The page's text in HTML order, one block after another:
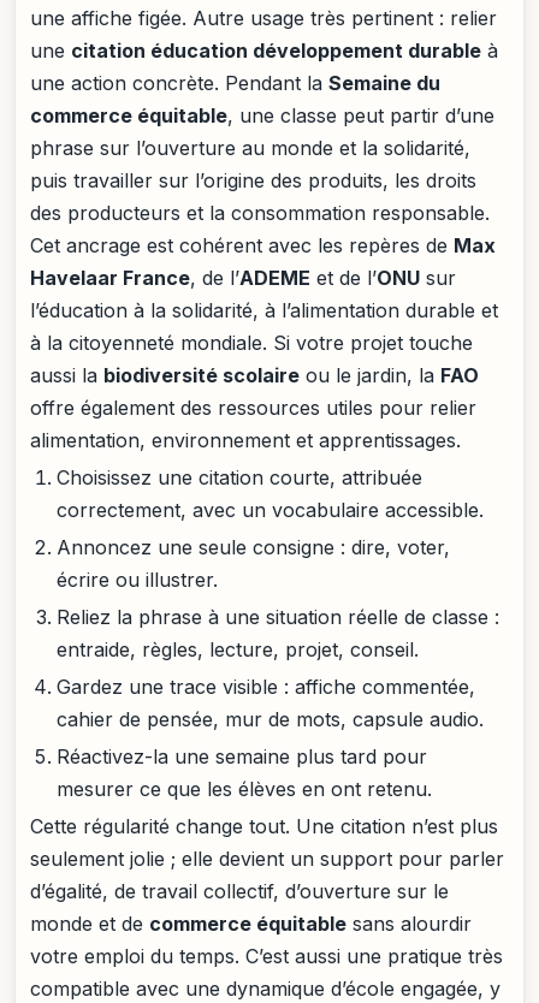
une affiche figée. Autre usage très pertinent : relier
une citation éducation développement durable à
une action concrète. Pendant la Semaine du
commerce équitable, une classe peut partir d’une
phrase sur l’ouverture au monde et la solidarité,
puis travailler sur l’origine des produits, les droits
des producteurs et la consommation responsable.
Cet ancrage est cohérent avec les repères de Max
Havelaar France, de l’ADEME et de l’ONU sur
l’éducation à la solidarité, à l’alimentation durable et
à la citoyenneté mondiale. Si votre projet touche
aussi la biodiversité scolaire ou le jardin, la FAO
offre également des ressources utiles pour relier
alimentation, environnement et apprentissages.
Choisissez une citation courte, attribuée
correctement, avec un vocabulaire accessible.
Annoncez une seule consigne : dire, voter,
écrire ou illustrer.
Reliez la phrase à une situation réelle de classe :
entraide, règles, lecture, projet, conseil.
Gardez une trace visible : affiche commentée,
cahier de pensée, mur de mots, capsule audio.
Réactivez-la une semaine plus tard pour
mesurer ce que les élèves en ont retenu.
Cette régularité change tout. Une citation n’est plus
seulement jolie ; elle devient un support pour parler
d’égalité, de travail collectif, d’ouverture sur le
monde et de commerce équitable sans alourdir
votre emploi du temps. C’est aussi une pratique très
compatible avec une dynamique d’école engagée, y